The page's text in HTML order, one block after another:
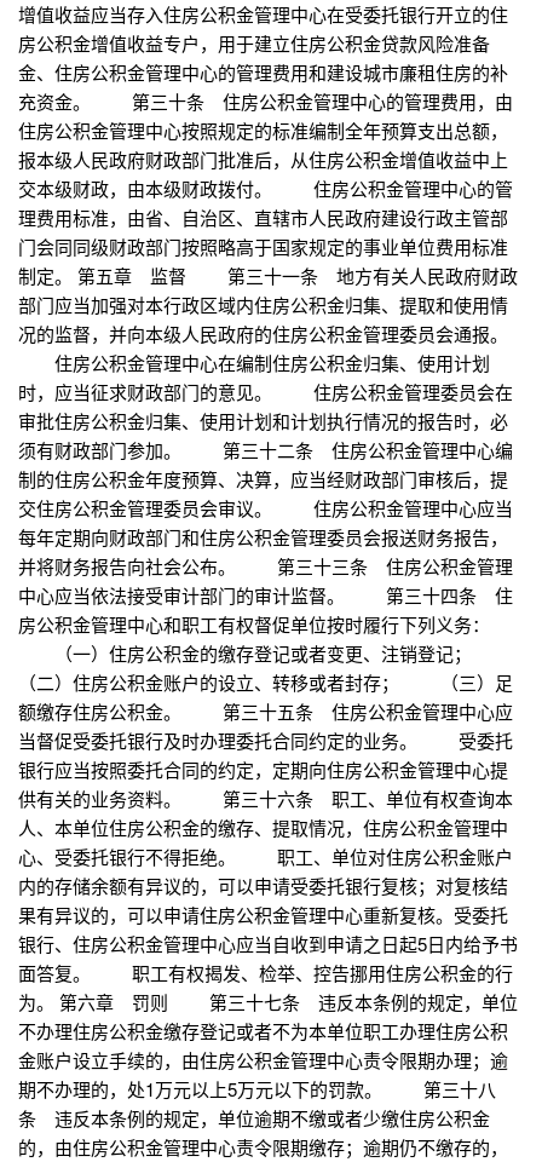
增值收益应当存入住房公积金管理中心在受委托银行开立的住
房公积金增值收益专户，用于建立住房公积金贷款风险准备
金、住房公积金管理中心的管理费用和建设城市廉租住房的补
充资金。 第三十条 住房公积金管理中心的管理费用，由
住房公积金管理中心按照规定的标准编制全年预算支出总额，
报本级人民政府财政部门批准后，从住房公积金增值收益中上
交本级财政，由本级财政拨付。 住房公积金管理中心的管
理费用标准，由省、自治区、直辖市人民政府建设行政主管部
门会同同级财政部门按照略高于国家规定的事业单位费用标准
制定。 第五章 监督 第三十一条 地方有关人民政府财政
部门应当加强对本行政区域内住房公积金归集、提取和使用情
况的监督，并向本级人民政府的住房公积金管理委员会通报。
住房公积金管理中心在编制住房公积金归集、使用计划
时，应当征求财政部门的意见。 住房公积金管理委员会在
审批住房公积金归集、使用计划和计划执行情况的报告时，必
须有财政部门参加。 第三十二条 住房公积金管理中心编
制的住房公积金年度预算、决算，应当经财政部门审核后，提
交住房公积金管理委员会审议。 住房公积金管理中心应当
每年定期向财政部门和住房公积金管理委员会报送财务报告，
并将财务报告向社会公布。 第三十三条 住房公积金管理
中心应当依法接受审计部门的审计监督。 第三十四条 住
房公积金管理中心和职工有权督促单位按时履行下列义务：
（一）住房公积金的缴存登记或者变更、注销登记；
（二）住房公积金账户的设立、转移或者封存； （三）足
额缴存住房公积金。 第三十五条 住房公积金管理中心应
当督促受委托银行及时办理委托合同约定的业务。 受委托
银行应当按照委托合同的约定，定期向住房公积金管理中心提
供有关的业务资料。 第三十六条 职工、单位有权查询本
人、本单位住房公积金的缴存、提取情况，住房公积金管理中
心、受委托银行不得拒绝。 职工、单位对住房公积金账户
内的存储余额有异议的，可以申请受委托银行复核；对复核结
果有异议的，可以申请住房公积金管理中心重新复核。受委托
银行、住房公积金管理中心应当自收到申请之日起5日内给予书
面答复。 职工有权揭发、检举、控告挪用住房公积金的行
为。 第六章 罚则 第三十七条 违反本条例的规定，单位
不办理住房公积金缴存登记或者不为本单位职工办理住房公积
金账户设立手续的，由住房公积金管理中心责令限期办理；逾
期不办理的，处1万元以上5万元以下的罚款。 第三十八
条 违反本条例的规定，单位逾期不缴或者少缴住房公积金
的，由住房公积金管理中心责令限期缴存；逾期仍不缴存的，